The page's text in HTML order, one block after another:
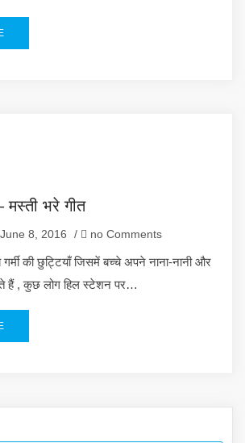
मस्ती भरे गीत
June 8, 2016 / no Comments
की छुट्टियाँ जिसमें बच्चे अपने नाना-नानी और
हैं , कुछ लोग हिल स्टेशन पर…